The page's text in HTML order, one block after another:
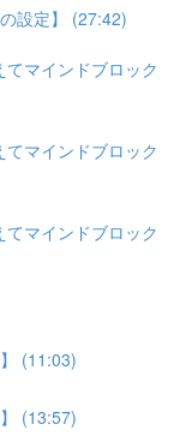
設定】 (27:42)
マインドブロック
マインドブロック
マインドブロック
(11:03)
(13:57)